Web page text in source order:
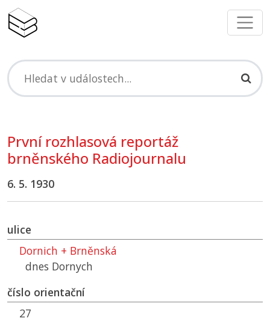
První rozhlasová reportáž
brněnského Radiojournalu
6. 5. 1930
ulice
Dornich + Brněnská
dnes Dornych
číslo orientační
27